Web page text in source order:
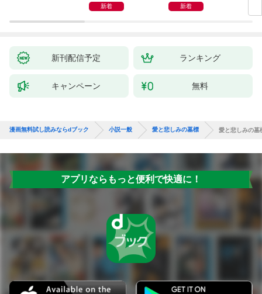
新着 新着
新刊配信予定 ランキング
キャンペーン 無料
漫画無料試し読みならdブック 小説一般 愛と悲しみの墓標 愛と悲しみの墓
アプリならもっと便利で快適に！